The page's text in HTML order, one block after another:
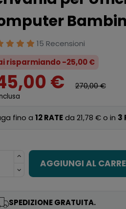
15 Recensioni
risparmiando -25,00 €
€ 270,00 €
fino a12 RATEda 21,78 € o in 3
AGGIUNGI AL
SPEDIZIONE GRATUITA.